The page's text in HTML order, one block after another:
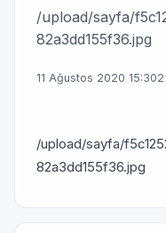
/upload/sayfa/
82a3dd155f36.jpg
11 Ağustos 2020 15:30
/upload/sayfa/
82a3dd155f36.jpg